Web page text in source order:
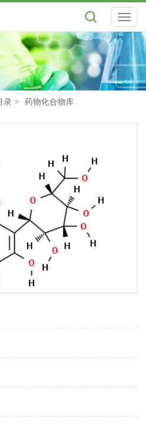
Toggle
录 药物化合物库